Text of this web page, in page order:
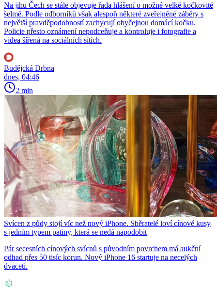
Na jihu Čech se stále objevuje řada hlášení o možné velké kočkovité
šelmě. Podle odborníků však alespoň některé zveřejněné záběry s
největší pravděpodobností zachycují obyčejnou domácí kočku.
Policie přesto oznámení nepodceňuje a kontroluje i fotografie a
videa šířená na sociálních sítích.
Budějcká Drbna
dnes, 04:46
2 min
Svícen z půdy stojí víc než nový iPhone. Sběratelé loví cínové kusy
s jedním typem patiny, která se nedá napodobit
Pár secesních cínových svícnů s původním povrchem má aukční
odhad přes 50 tisíc korun. Nový iPhone 16 startuje na necelých
dvaceti.